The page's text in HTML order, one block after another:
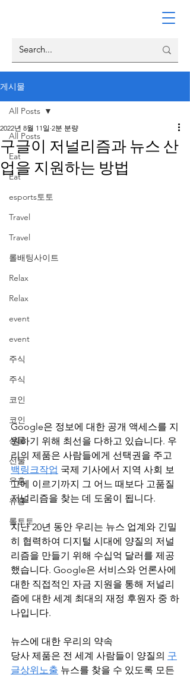
게시물
All Posts
Eat
Eat
esports토토
Travel
Travel
롤배팅사이트
Relax
Relax
event
event
주식
주식
코인
코인
선물
선물
유흥
유흥
롤토토
All Posts
구글이 저널리즘과 뉴스 산
업을 지원하는 방법
2022년 8월 11일 2분 분량
Google은 정보에 대한 공개 액세스를 지
원하기 위해 최선을 다하고 있습니다. 우
리의 제품은 사람들에게 선택권을 주고
백링크작업 국제 기사에서 지역 사회 보
고에 이르기까지 그 어느 때보다 고품질
저널리즘을 찾는 데 도움이 됩니다.
지난 20년 동안 우리는 뉴스 업계와 긴밀
히 협력하여 디지털 시대에 양질의 저널
리즘을 만들기 위해 수십억 달러를 제공
했습니다. Google은 서비스와 언론사에
대한 직접적인 자금 지원을 통해 저널리
즘에 대한 세계 최대의 재정 후원자 중 하
나입니다.
뉴스에 대한 우리의 약속
당사 제품은 전 세계 사람들이 양질의 구
글상위노출 뉴스를 찾을 수 있도록 모든